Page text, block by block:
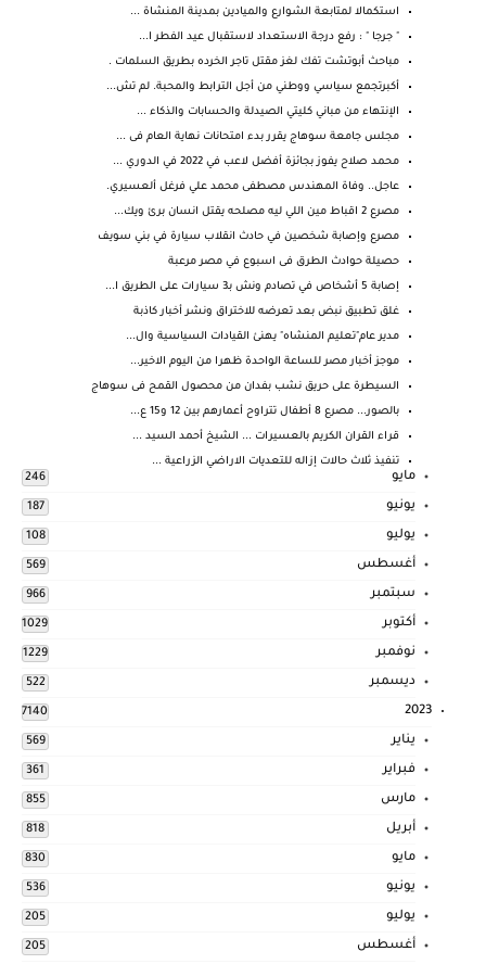
استكمالا لمتابعة الشوارع والميادين بمدينة المنشاة ...
" جرجا " : رفع درجة الاستعداد لاستقبال عيد الفطر ا...
مباحث أبوتشت تفك لغز مقتل تاجر الخرده بطريق السلمات .
أكبرتجمع سياسي ووطني من أجل الترابط والمحبة. لم تش...
الإنتهاء من مباني كليتي الصيدلة والحسابات والذكاء ...
مجلس جامعة سوهاج يقرر بدء امتحانات نهاية العام فى ...
محمد صلاح يفوز بجائزة أفضل لاعب في 2022 في الدوري ...
عاجل.. وفاة المهندس مصطفى محمد علي فرغل ألعسيري.
مصرع 2 اقباط مين اللي ليه مصلحه يقتل انسان برئ ويك...
مصرع وإصابة شخصين في حادث انقلاب سيارة في بني سويف
حصيلة حوادث الطرق فى اسبوع في مصر مرعبة
إصابة 5 أشخاص في تصادم ونش بـ3 سيارات على الطريق ا...
غلق تطبيق نبض بعد تعرضه للاختراق ونشر أخبار كاذبة
مدير عام"تعليم المنشاه" يهنئ القيادات السياسية وال...
موجز أخبار مصر للساعة الواحدة ظهرا من اليوم الاخير...
السيطرة على حريق نشب بفدان من محصول القمح فى سوهاج
بالصور... مصرع 8 أطفال تتراوح أعمارهم بين 12 و15 ع...
قراء القران الكريم بالعسيرات ... الشيخ أحمد السيد ...
تنفيذ ثلاث حالات إزاله للتعديات الاراضي الزراعية ...
مايو 246
يونيو 187
يوليو 108
أغسطس 569
سبتمبر 966
أكتوبر 1029
نوفمبر 1229
ديسمبر 522
2023
7140
يناير 569
فبراير 361
مارس 855
أبريل 818
مايو 830
يونيو 536
يوليو 205
أغسطس 205